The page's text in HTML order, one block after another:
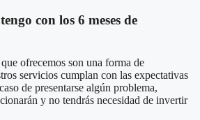
con los 6 meses de
ofrecemos son una forma de
servicios cumplan con las expectativas
de presentarse algún problema,
y no tendrás necesidad de invertir